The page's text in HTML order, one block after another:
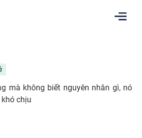
mà không biết nguyên nhân gì, nó
chịu